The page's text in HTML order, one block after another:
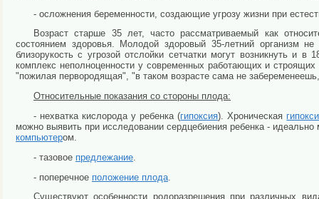
- осложнения беременности, создающие угрозу жизни при
Возраст старше 35 лет, часто рассматриваемый как
состоянием здоровья. Молодой здоровый 35-летний организм
близорукость с угрозой отслойки сетчатки могут возникнуть
комплекс неполноценности у современных работающих и
"пожилая первородящая", "в таком возрасте сама не
Относительные показания со стороны плода:
- нехватка кислорода у ребенка (гипоксия). Хроническая
можно выявить при исследовании сердцебиения ребенка -
компьютером.
- тазовое предлежание
- поперечное положение плода
Существуют особенности родоразрешения при различных